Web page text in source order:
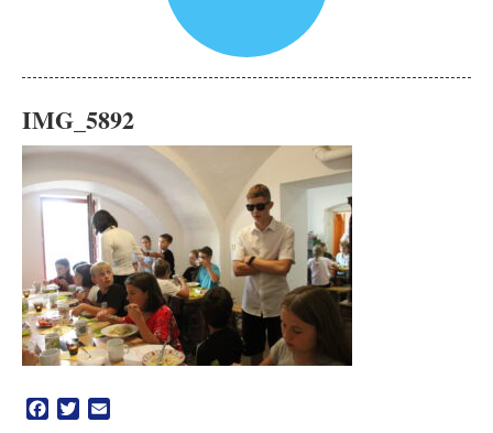
IMG_5892
Facebook
Twitter